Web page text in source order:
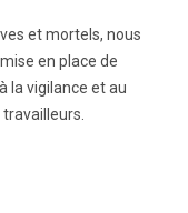
et mortels, nous
en place de
la vigilance et au